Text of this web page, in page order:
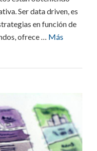
Ser data driven, es
en función de
ofrece … Más